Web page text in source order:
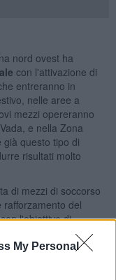
My Personal
nord ovest ha
con l'attivazione di
entreranno in
nelle aree a
mezzi opereranno
e nella Zona
già questo tipo di
risultati molto
di mezzi di soccorso
del
l'obiettivo di
efficace e flessibile
auto infermieristica
di emergenza